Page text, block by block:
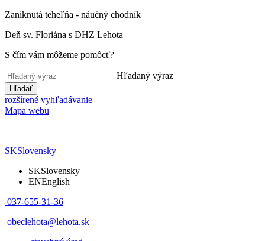
Zaniknutá teheľňa - náučný chodník
Deň sv. Floriána s DHZ Lehota
S čím vám môžeme pomôcť?
Hľadaný výraz
Hľadať
rozšírené vyhľadávanie
Mapa webu
SKSlovensky
SKSlovensky
ENEnglish
037-655-31-36
obeclehota@lehota.sk